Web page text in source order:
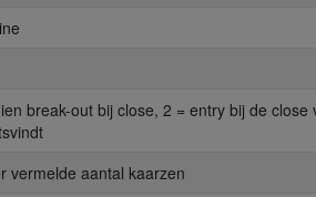
break-out bij close, 2 = entry bij de
vermelde aantal kaarzen